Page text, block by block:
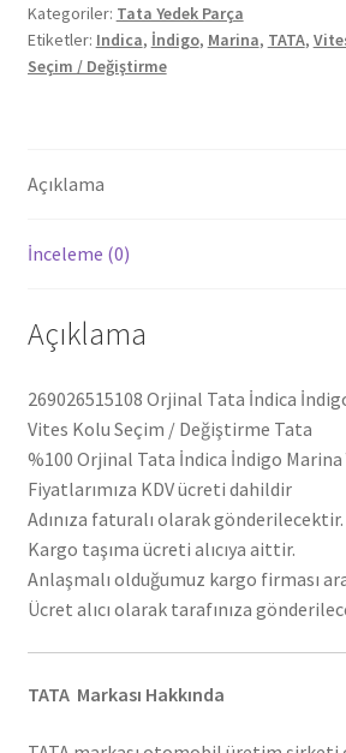
Vites
Kolu
269026515108
Kategoriler: Tata Yedek Parça
Etiketler: Indica, İndigo, Marina, TATA,
Seçim / Değiştirme
Açıklama
İnceleme (0)
Açıklama
269026515108 Orjinal Tata İndica
Vites Kolu Seçim / Değiştirme Tata
%100 Orjinal Tata İndica İndigo Marina
Fiyatlarımıza KDV ücreti dahildir
Adınıza faturalı olarak gönderilecektir.
Kargo taşıma ücreti alıcıya aittir.
Anlaşmalı olduğumuz kargo firması
Ücret alıcı olarak tarafınıza
TATA Markası Hakkında